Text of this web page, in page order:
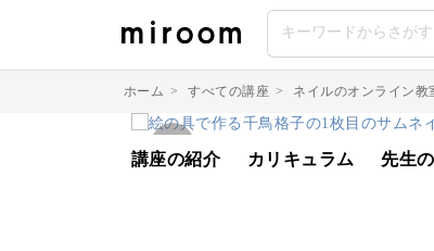
ホーム > すべての講座 > ネイルのオンライン教
講座の紹介 カリキュラム 先生